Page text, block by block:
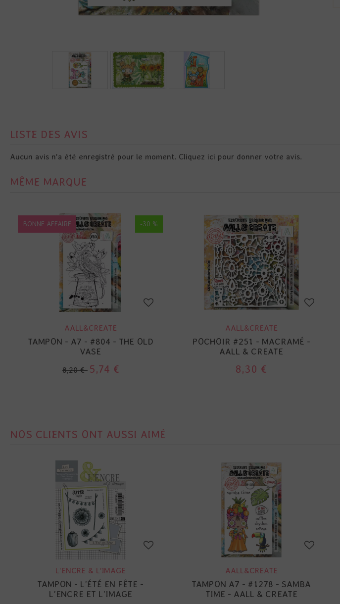
LISTE DES AVIS
Aucun avis n'a été enregistré pour le moment. Cliquez ici pour donner votre avis.
MÊME MARQUE
BONNE AFFAIRE -30 %
AALL&CREATE
TAMPON - A7 - #804 - THE OLD
VASE
8,20 € 5,74 €
AALL&CREATE
POCHOIR #251 - MACRAMÉ -
AALL & CREATE
8,30 €
NOS CLIENTS ONT AUSSI AIMÉ
L'ENCRE & L'IMAGE
TAMPON - L'ÉTÉ EN FÊTE -
L'ENCRE ET L'IMAGE
AALL&CREATE
TAMPON A7 - #1278 - SAMBA
TIME - AALL & CREATE